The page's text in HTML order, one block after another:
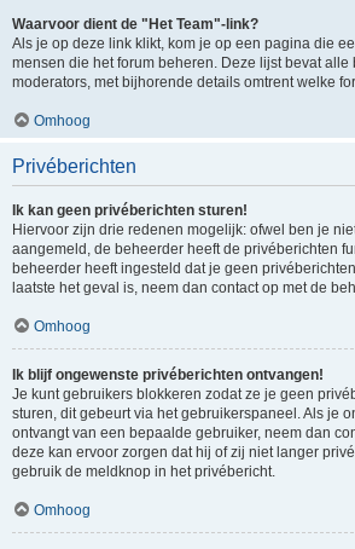
Waarvoor dient de "Het Team"-link?
Als je op deze link klikt, kom je op een pagina die
mensen die het forum beheren. Deze lijst bevat alle
moderators, met bijhorende details omtrent welke
Omhoog
Privéberichten
Ik kan geen privéberichten sturen!
Hiervoor zijn drie redenen mogelijk: ofwel ben je
aangemeld, de beheerder heeft de privéberichten
beheerder heeft ingesteld dat je geen
laatste het geval is, neem dan contact op met de
Omhoog
Ik blijf ongewenste privéberichten ontvangen!
Je kunt gebruikers blokkeren zodat ze je geen
sturen, dit gebeurt via het gebruikerspaneel. Als je
ontvangt van een bepaalde gebruiker, neem dan
deze kan ervoor zorgen dat hij of zij niet langer
gebruik de meldknop in het privébericht.
Omhoog